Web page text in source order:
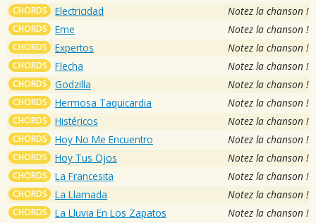
CHORDS Electricidad Notez la chanson !
CHORDS Eme Notez la chanson !
CHORDS Expertos Notez la chanson !
CHORDS Flecha Notez la chanson !
CHORDS Godzilla Notez la chanson !
CHORDS Hermosa Taquicardia Notez la chanson !
CHORDS Histéricos Notez la chanson !
CHORDS Hoy No Me Encuentro Notez la chanson !
CHORDS Hoy Tus Ojos Notez la chanson !
CHORDS La Francesita Notez la chanson !
CHORDS La Llamada Notez la chanson !
CHORDS La Lluvia En Los Zapatos Notez la chanson !